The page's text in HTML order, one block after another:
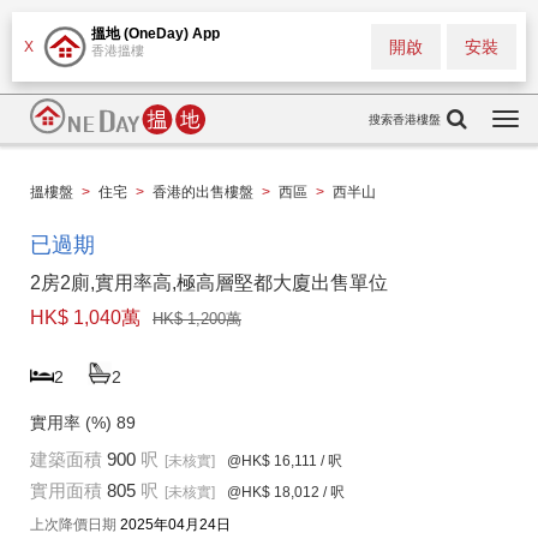
X
搵地 (OneDay) App
香港搵樓 安裝
開啟
搜索香港樓盤
搵樓盤 > 住宅 > 香港的出售樓盤 > 西區 > 西半山
已過期
2房2廁,實用率高,極高層堅都大廈出售單位
HK$ 1,040萬
HK$ 1,200萬
2 2
實用率 (%) 89
建築面積 900 呎 [未核實] @HK$ 16,111 / 呎
實用面積 805 呎 [未核實] @HK$ 18,012 / 呎
上次降價日期 2025年04月24日